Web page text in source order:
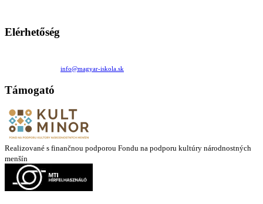
Elérhetőség
info@magyar-iskola.sk
Támogató
Realizované s finančnou podporou Fondu na podporu kultúry národnostných
menšín